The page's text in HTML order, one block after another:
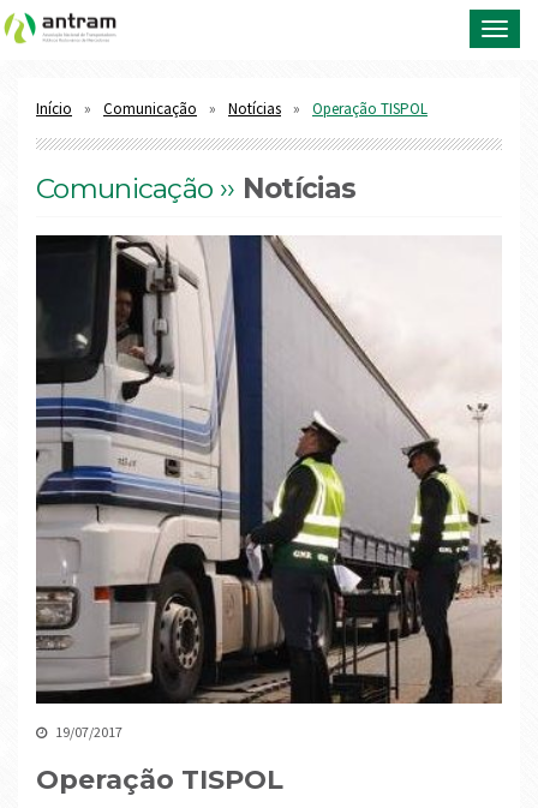
Início Comunicação Notícias Operação TISPOL
Comunicação ›› Notícias
19/07/2017
Operação TISPOL